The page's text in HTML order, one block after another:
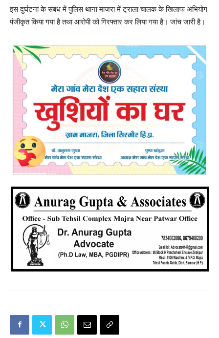
इस दुर्घटना के संबंध में पुलिस थाना माजरा में ट्राला चालक के खिलाफ अभियोग
पंजीकृत किया गया है तथा आरोपी को गिरफ्तार कर लिया गया है। जांच जारी है।